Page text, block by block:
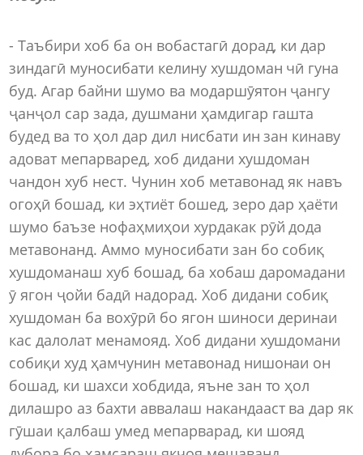
- Таъбири хоб ба он вобастагӣ дорад, ки дар
зиндагӣ муносибати келину хушдоман чӣ гуна
буд. Агар байни шумо ва модаршӯятон ҷангу
ҷанҷол сар зада, душмани ҳамдигар гашта
будед ва то ҳол дар дил нисбати ин зан кинаву
адоват мепарваред, хоб дидани хушдоман
чандон хуб нест. Чунин хоб метавонад як навъ
огоҳӣ бошад, ки эҳтиёт бошед, зеро дар ҳаёти
шумо баъзе нофаҳмиҳои хурдакак рӯй дода
метавонанд. Аммо муносибати зан бо собиқ
хушдоманаш хуб бошад, ба хобаш даромадани
ӯ ягон ҷойи бадӣ надорад. Хоб дидани собиқ
хушдоман ба вохӯрӣ бо ягон шиноси деринаи
кас далолат менамояд. Хоб дидани хушдомани
собиқи худ ҳамчунин метавонад нишонаи он
бошад, ки шахси хобдида, яъне зан то ҳол
дилашро аз бахти аввалаш накандааст ва дар як
гӯшаи қалбаш умед мепарварад, ки шояд